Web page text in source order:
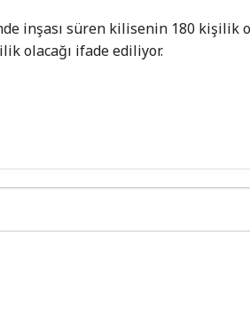
inşası süren kilisenin 180 kişilik
olacağı ifade ediliyor.